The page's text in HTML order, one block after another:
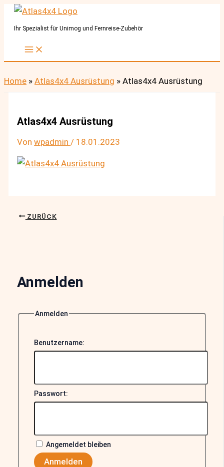
Zum
InhaltIhr Spezialist für Unimog und Fernreise-Zubehör
Home » Atlas4x4 Ausrüstung » Atlas4x4 Ausrüstung
Atlas4x4 Ausrüstung
Vonwpadmin/ 18.01.2023
ZURÜCK
Anmelden
Anmelden
Benutzername:
Passwort:
Angemeldet bleiben
Anmelden